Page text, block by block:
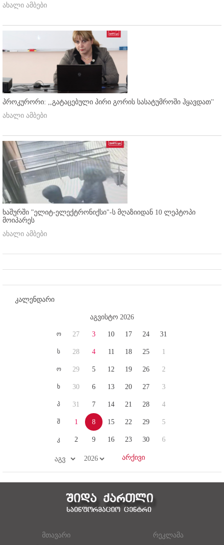
ახალი ამბები
პროკურორი: ,,გატაცებული პირი გორის სასატუმროში ჰყავდათ''
ახალი ამბები
ხაშურში "ელიტ-ელექტრონიქსი"-ს მღაზიიდან 10 ლეპტოპი
მოიპარეს
ახალი ამბები
კალენდარი
აგვისტო 2026
ო
ს
ო
ხ
პ
შ
კ
27
28
29
30
31
1
2
3
4
5
6
7
8
9
10
11
12
13
14
15
16
17
18
19
20
21
22
23
24
25
26
27
28
29
30
31
1
2
3
4
5
6
მთავარი
რეკლამა